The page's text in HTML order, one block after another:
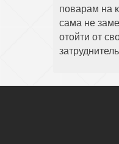
поварам на
сама не
отойти от